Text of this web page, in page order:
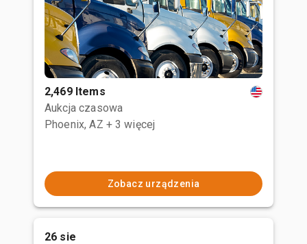
2,469 Items
Aukcja czasowa
Phoenix, AZ + 3 więcej
Zobacz urządzenia
26 sie